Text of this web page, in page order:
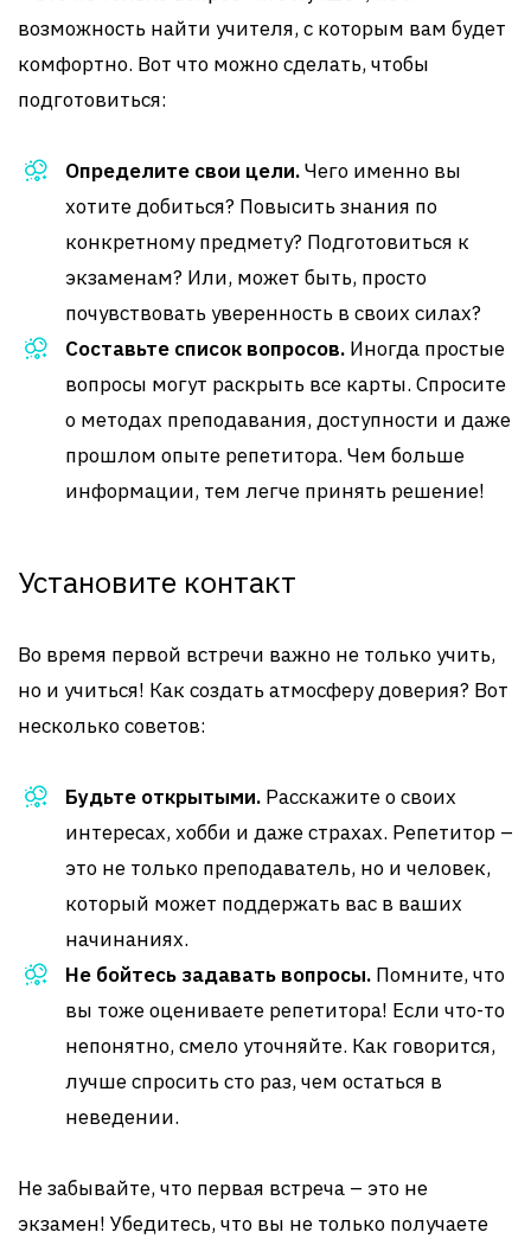
возможность найти учителя, с которым вам будет
комфортно. Вот что можно сделать, чтобы
подготовиться:
Определите свои цели.Чего именно вы
хотите добиться? Повысить знания по
конкретному предмету? Подготовиться к
экзаменам? Или, может быть, просто
почувствовать уверенность в своих силах?
Составьте список вопросов. Иногда простые
вопросы могут раскрыть все карты. Спросите
о методах преподавания, доступности и даже
прошлом опыте репетитора. Чем больше
информации, тем легче принять решение!
Установите контакт
Во время первой встречи важно не только учить,
но и учиться! Как создать атмосферу доверия? Вот
несколько советов:
Будьте открытыми. Расскажите о своих
интересах, хобби и даже страхах. Репетитор –
это не только преподаватель, но и человек,
который может поддержать вас в ваших
начинаниях.
Не бойтесь задавать вопросы. Помните, что
вы тоже оцениваете репетитора! Если что-то
непонятно, смело уточняйте. Как говорится,
лучше спросить сто раз, чем остаться в
неведении.
Не забывайте, что первая встреча – это не
экзамен! Убедитесь, что вы не только получаете